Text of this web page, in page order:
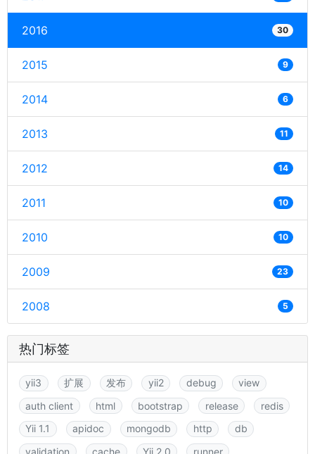
2016 30
2015 9
2014 6
2013 11
2012 14
2011 10
2010 10
2009 23
2008 5
热门标签
yii3 扩展 发布 yii2 debug
view
auth client
html bootstrap release
redis
Yii 1.1
apidoc mongodb http
db
validation
cache Yii 2.0 runner